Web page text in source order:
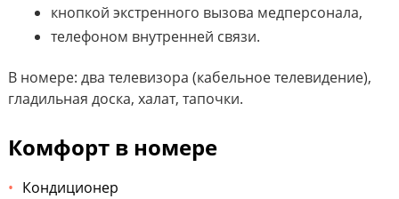
кнопкой экстренного вызова медперсонала,
телефоном внутренней связи.
В номере: два телевизора (кабельное телевидение),
гладильная доска, халат, тапочки.
Комфорт в номере
Кондиционер